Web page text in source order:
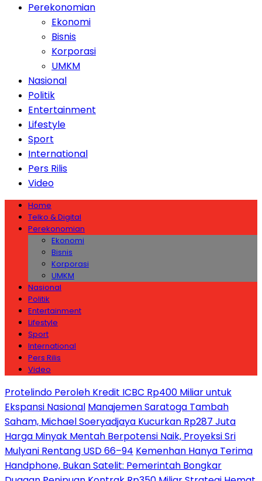
Perekonomian
Ekonomi
Bisnis
Korporasi
UMKM
Nasional
Politik
Entertainment
Lifestyle
Sport
International
Pers Rilis
Video
Home
Telko & Digital
Perekonomian
Ekonomi
Bisnis
Korporasi
UMKM
Nasional
Politik
Entertainment
Lifestyle
Sport
International
Pers Rilis
Video
Protelindo Peroleh Kredit ICBC Rp400 Miliar untuk
Ekspansi Nasional Manajemen Saratoga Tambah
Saham, Michael Soeryadjaya Kucurkan Rp287 Juta
Harga Minyak Mentah Berpotensi Naik, Proyeksi Sri
Mulyani Rentang USD 66–94 Kemenhan Hanya Terima
Handphone, Bukan Satelit: Pemerintah Bongkar